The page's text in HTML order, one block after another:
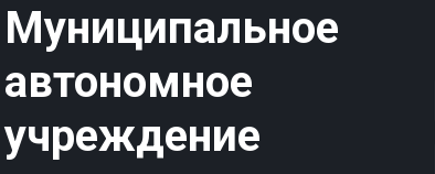
Муниципальное
автономное
учреждение